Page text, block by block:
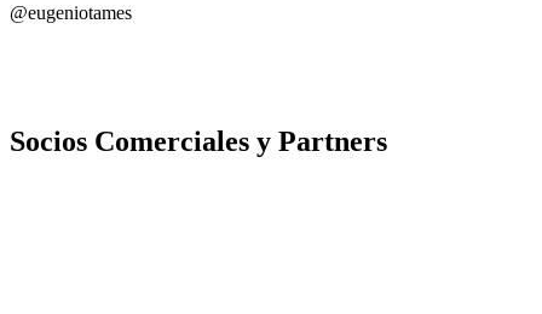
@eugeniotames
Socios Comerciales y Partners